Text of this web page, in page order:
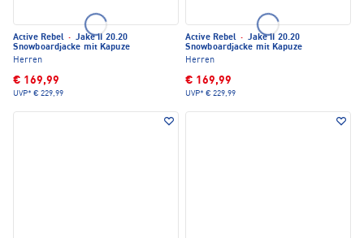
Active Rebel · Jake II 20.20
Snowboardjacke mit Kapuze
Herren
€ 169,99
UVP* € 229,99
Active Rebel · Jake II 20.20
Snowboardjacke mit Kapuze
Herren
€ 169,99
UVP* € 229,99